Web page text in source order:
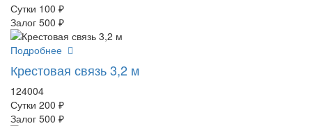
Сутки 100 ₽
Залог 500 ₽
Подробнее
Крестовая связь 3,2 м
124004
Сутки 200 ₽
Залог 500 ₽